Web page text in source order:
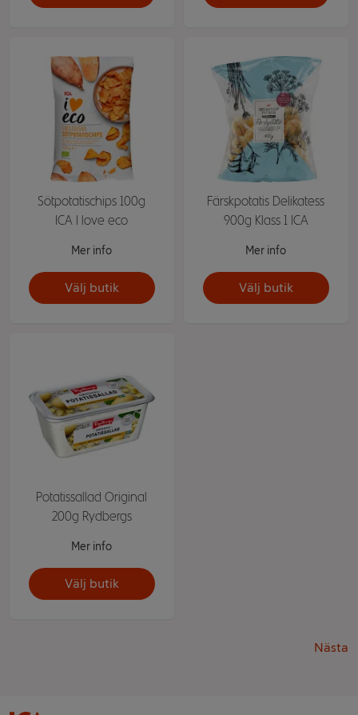
Sötpotatischips 100g
ICA I love eco
Mer info
Välj butik
Färskpotatis Delikatess
900g Klass 1 ICA
Mer info
Välj butik
Potatissallad Original
200g Rydbergs
Mer info
Välj butik
Nästa